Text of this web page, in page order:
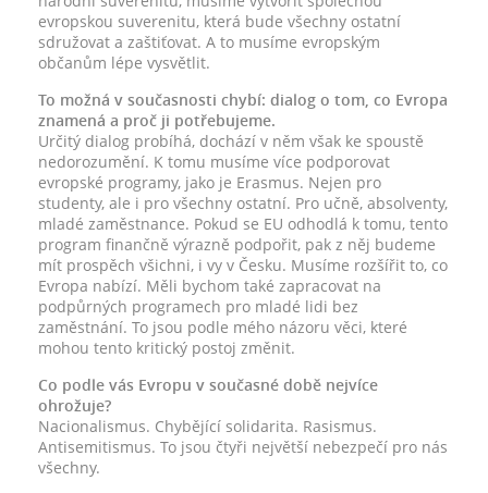
evropskou suverenitu, která bude všechny ostatní
sdružovat a zaštiťovat. A to musíme evropským
občanům lépe vysvětlit.
To možná v současnosti chybí: dialog o tom, co Evropa
znamená a proč ji potřebujeme.
Určitý dialog probíhá, dochází v něm však ke spoustě
nedorozumění. K tomu musíme více podporovat
evropské programy, jako je Erasmus. Nejen pro
studenty, ale i pro všechny ostatní. Pro učně, absolventy,
mladé zaměstnance. Pokud se EU odhodlá k tomu, tento
program finančně výrazně podpořit, pak z něj budeme
mít prospěch všichni, i vy v Česku. Musíme rozšířit to, co
Evropa nabízí. Měli bychom také zapracovat na
podpůrných programech pro mladé lidi bez
zaměstnání. To jsou podle mého názoru věci, které
mohou tento kritický postoj změnit.
Co podle vás Evropu v současné době nejvíce
ohrožuje?
Nacionalismus. Chybějící solidarita. Rasismus.
Antisemitismus. To jsou čtyři největší nebezpečí pro nás
všechny.